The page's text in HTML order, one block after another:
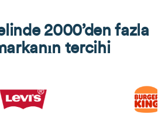
2000’den fazla
tercihi